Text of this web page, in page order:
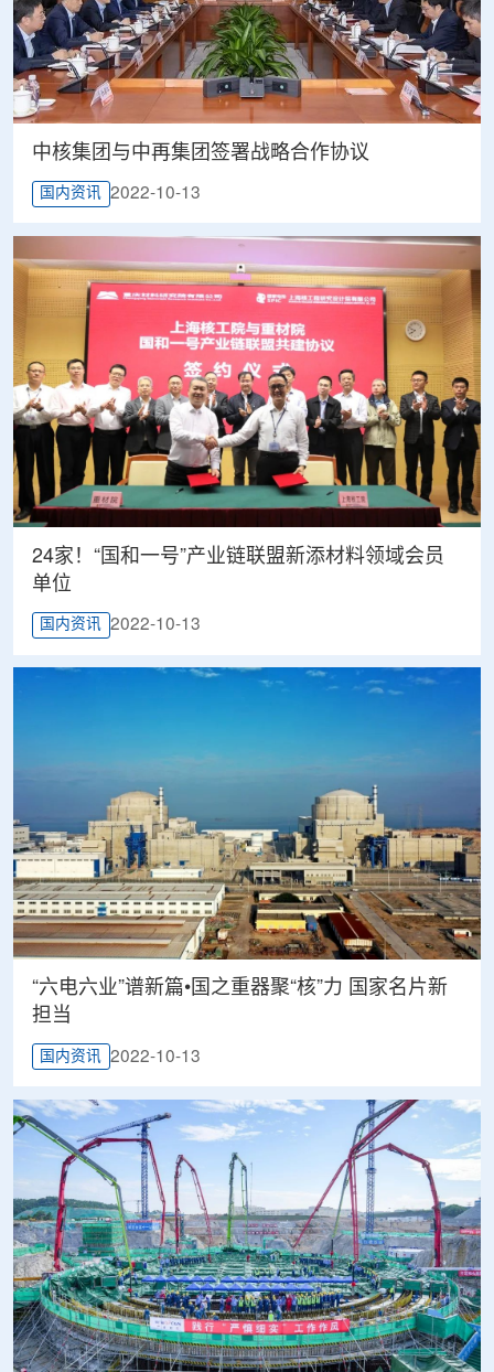
中核集团与中再集团签署战略合作协议
国内资讯 2022-10-13
24家！“国和一号”产业链联盟新添材料领域会员
单位
国内资讯 2022-10-13
“六电六业”谱新篇•国之重器聚“核”力 国家名片新
担当
国内资讯 2022-10-13